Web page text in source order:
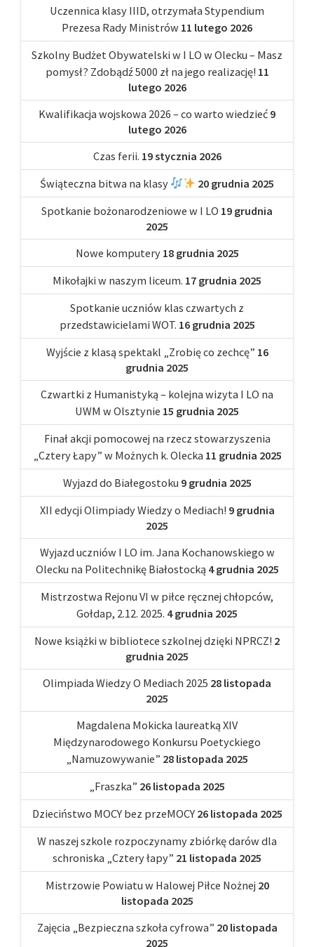
Uczennica klasy IIID, otrzymała Stypendium
Prezesa Rady Ministrów 11 lutego 2026
Szkolny Budżet Obywatelski w I LO w Olecku – Masz
pomysł? Zdobądź 5000 zł na jego realizację! 11
lutego 2026
Kwalifikacja wojskowa 2026 – co warto wiedzieć 9
lutego 2026
Czas ferii. 19 stycznia 2026
Świąteczna bitwa na klasy
20 grudnia 2025
Spotkanie bożonarodzeniowe w I LO 19 grudnia
2025
Nowe komputery 18 grudnia 2025
Mikołajki w naszym liceum. 17 grudnia 2025
Spotkanie uczniów klas czwartych z
przedstawicielami WOT. 16 grudnia 2025
Wyjście z klasą spektakl „Zrobię co zechcę” 16
grudnia 2025
Czwartki z Humanistyką – kolejna wizyta I LO na
UWM w Olsztynie 15 grudnia 2025
Finał akcji pomocowej na rzecz stowarzyszenia
„Cztery Łapy” w Możnych k. Olecka 11 grudnia 2025
Wyjazd do Białegostoku 9 grudnia 2025
XII edycji Olimpiady Wiedzy o Mediach! 9 grudnia
2025
Wyjazd uczniów I LO im. Jana Kochanowskiego w
Olecku na Politechnikę Białostocką 4 grudnia 2025
Mistrzostwa Rejonu VI w piłce ręcznej chłopców,
Gołdap, 2.12. 2025. 4 grudnia 2025
Nowe książki w bibliotece szkolnej dzięki NPRCZ! 2
grudnia 2025
Olimpiada Wiedzy O Mediach 2025 28 listopada
2025
Magdalena Mokicka laureatką XIV
Międzynarodowego Konkursu Poetyckiego
„Namuzowywanie” 28 listopada 2025
„Fraszka” 26 listopada 2025
Dzieciństwo MOCY bez przeMOCY 26 listopada 2025
W naszej szkole rozpoczynamy zbiórkę darów dla
schroniska „Cztery łapy” 21 listopada 2025
Mistrzowie Powiatu w Halowej Piłce Nożnej 20
listopada 2025
Zajęcia „Bezpieczna szkoła cyfrowa” 20 listopada
2025